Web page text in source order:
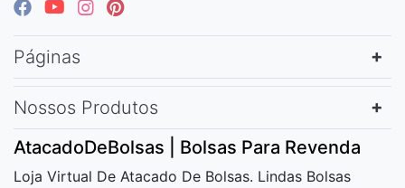
Páginas
Nossos Produtos
AtacadoDeBolsas | Bolsas Para Revenda
Loja Virtual De Atacado De Bolsas. Lindas Bolsas